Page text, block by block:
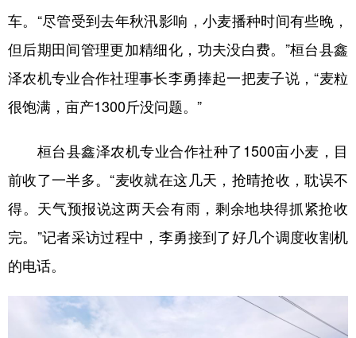
法律 中央文件 金融 汽车
食品 人居 信息化 数字经济
学术中国 乡村振兴
彩票 娱乐 时尚 悦读
公益 一带一路 亚太网 上市公司
文化产业
地方频道
车。“尽管受到去年秋汛影响，小麦播种时间有些晚，
但后期田间管理更加精细化，功夫没白费。”桓台县鑫
泽农机专业合作社理事长李勇捧起一把麦子说，“麦粒
很饱满，亩产1300斤没问题。”
桓台县鑫泽农机专业合作社种了1500亩小麦，目
前收了一半多。“麦收就在这几天，抢晴抢收，耽误不
得。天气预报说这两天会有雨，剩余地块得抓紧抢收
完。”记者采访过程中，李勇接到了好几个调度收割机
的电话。